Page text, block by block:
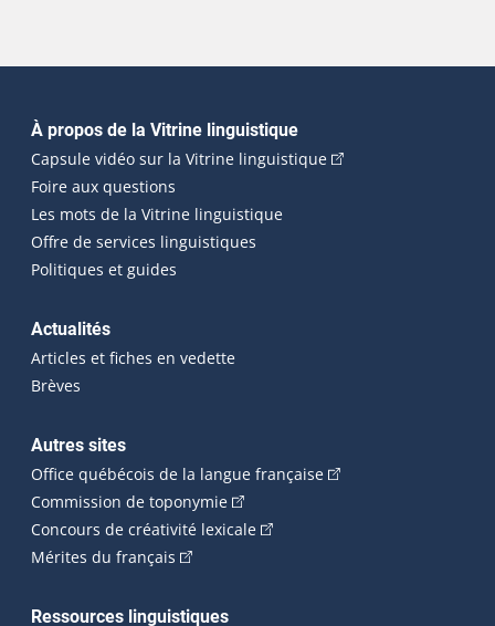
Navigation principale
À propos de la Vitrine linguistique
Capsule vidéo sur la Vitrine linguistique(Cet hyperlien
Foire aux questions
Les mots de la Vitrine linguistique
Offre de services linguistiques
Politiques et guides
Actualités
Articles et fiches en vedette
Brèves
Autres sites
Office québécois de la langue française(Cet hyperlien
Commission de toponymie(Cet hyperlien externe s'ouvrira
Concours de créativité lexicale(Cet hyperlien externe
Mérites du français (Cet hyperlien externe s'ouvrira dans une
Ressources linguistiques